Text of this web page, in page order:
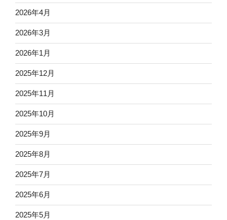
2026年4月
2026年3月
2026年1月
2025年12月
2025年11月
2025年10月
2025年9月
2025年8月
2025年7月
2025年6月
2025年5月